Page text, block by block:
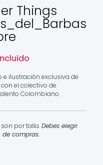
Things
ilustración exclusiva de
el colectivo de
Colombiano.
por talla.Debes elegir
compras.